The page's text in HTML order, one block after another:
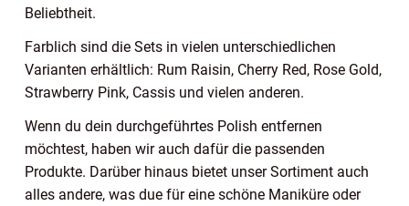
Beliebtheit.
Farblich sind die Sets in vielen unterschiedlichen
Varianten erhältlich: Rum Raisin, Cherry Red, Rose Gold,
Strawberry Pink, Cassis und vielen anderen.
Wenn du dein durchgeführtes Polish entfernen
möchtest, haben wir auch dafür die passenden
Produkte. Darüber hinaus bietet unser Sortiment auch
alles andere, was due für eine schöne Maniküre oder